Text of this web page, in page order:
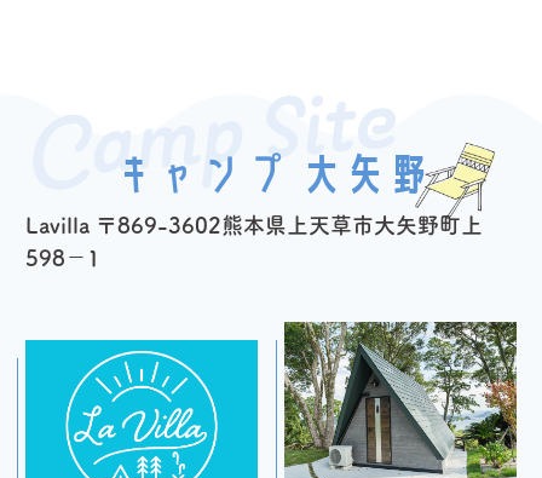
Camp Site
キャンプ 大矢野
Lavilla 〒869-3602熊本県上天草市大矢野町上
598−1